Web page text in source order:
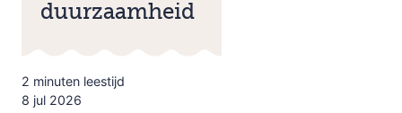
duurzaamheid
2 minuten leestijd
8 jul 2026